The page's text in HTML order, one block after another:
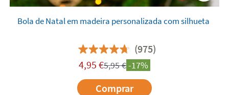
Bola de Natal em madeira personalizada com silhueta
(975)
4,95 €5,95€-17%
Comprar